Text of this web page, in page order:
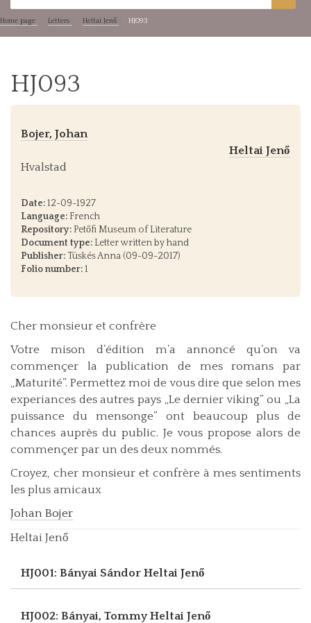
Home page Letters Heltai Jenő HJ093
HJ093
Bojer, Johan
Heltai Jenő
Hvalstad
Date:12-09-1927
Language: French
Repository: Petőfi Museum of Literature
Document type: Letter written by hand
Publisher: Tüskés Anna (09-09-2017)
Folio number:1
Cher monsieur et confrère
Votre mison d’édition m’a annoncé qu’on va
commençer la publication de mes romans par
„Maturité”. Permettez moi de vous dire que selon mes
experiances des autres pays „Le dernier viking” ou „La
puissance du mensonge” ont beaucoup plus de
chances auprès du public. Je vous propose alors de
commençer par un des deux nommés.
Croyez, cher monsieur et confrère à mes sentiments
les plus amicaux
Johan Bojer
Heltai Jenő
HJ001: Bányai Sándor Heltai Jenő
HJ002: Bányai, TommyHeltai Jenő